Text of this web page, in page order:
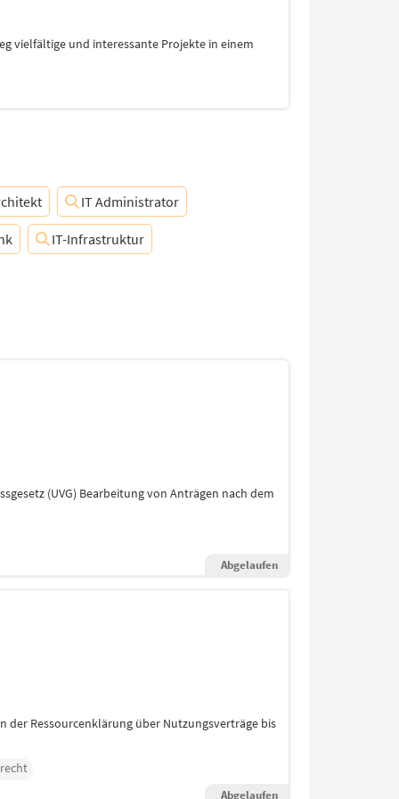
vielfältige und interessante Projekte in einem
IT Administrator
IT-Infrastruktur
(UVG) Bearbeitung von Anträgen nach dem
Abgelaufen
Ressourcenklärung über Nutzungsverträge bis
Abgelaufen